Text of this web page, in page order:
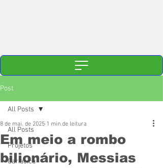
Post
All Posts
Projetos
Cariacica
All Posts
Em meio a rombo
bilionário, Messias
8 de mai. de 2025 1 min de leitura